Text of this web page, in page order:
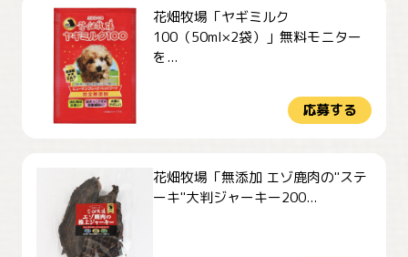
花畑牧場「ヤギミルク
100（50ml×2袋）」無料モニター
を...
応募する
花畑牧場「無添加 エゾ鹿肉の"ステ
ーキ"大判ジャーキー200...